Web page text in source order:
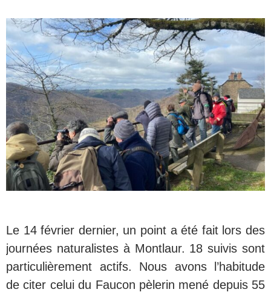
Le 14 février dernier, un point a été fait lors des
journées naturalistes à Montlaur. 18 suivis sont
particulièrement actifs. Nous avons l’habitude
de citer celui du Faucon pèlerin mené depuis 55